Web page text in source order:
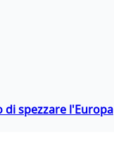
di spezzare l'Europa